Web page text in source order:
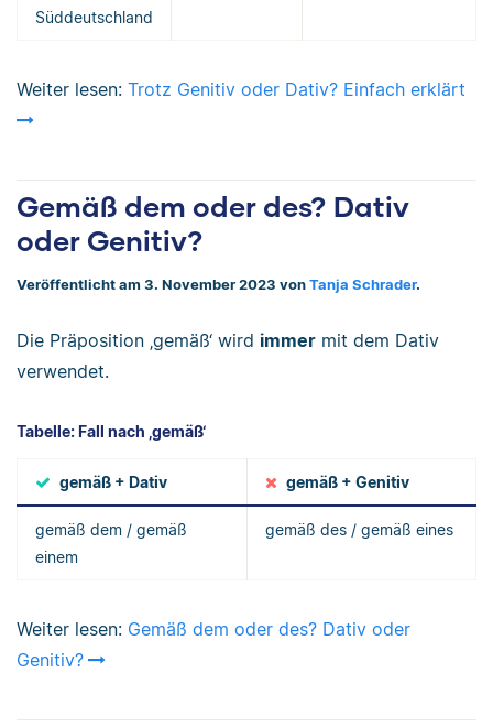
Süddeutschland
Weiter lesen: Trotz Genitiv oder Dativ? Einfach erklärt
Gemäß dem oder des? Dativ
oder Genitiv?
Veröffentlicht am 3. November 2023 von Tanja Schrader.
Die Präposition ‚gemäß‘ wird immer mit dem Dativ
verwendet.
Tabelle: Fall nach ‚gemäß‘
gemäß + Dativ gemäß + Genitiv
gemäß dem / gemäß
einem
gemäß des / gemäß eines
Weiter lesen: Gemäß dem oder des? Dativ oder
Genitiv?